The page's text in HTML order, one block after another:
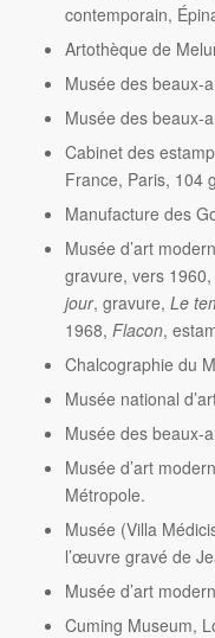
contemporain,
Artothèque de
Musée des beaux-
Musée des beaux-
Cabinet des
France, Paris, 104
Manufacture des
Musée d’art
gravure, vers 1960,
jour, gravure, Le
1968, Flacon,
Chalcographie du
Musée national
Musée des beaux-
Musée d’art
Métropole.
Musée (Villa
l’œuvre gravé de
Musée d’art
Cuming Museum,